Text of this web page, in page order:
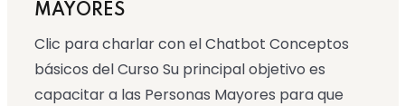
MAYORES
Clic para charlar con el Chatbot Conceptos
básicos del Curso Su principal objetivo es
capacitar a las Personas Mayores para que